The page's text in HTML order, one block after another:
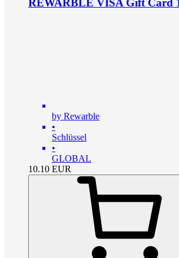
REWARBLE VISA Gift Card
by Rewarble
•
Schlüssel
•
GLOBAL
10.10 EUR